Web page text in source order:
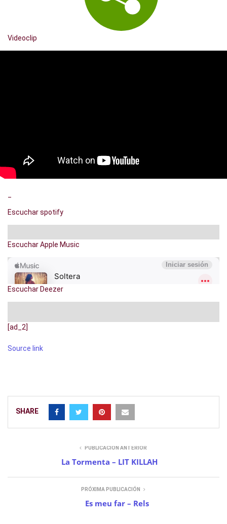
Videoclip
Escuchar spotify
Escuchar Apple Music
Escuchar Deezer
[ad_2]
Source link
SHARE
PUBLICACIÓN ANTERIOR
La Tormenta – LIT KILLAH
PRÓXIMA PUBLICACIÓN
Es meu far – Rels